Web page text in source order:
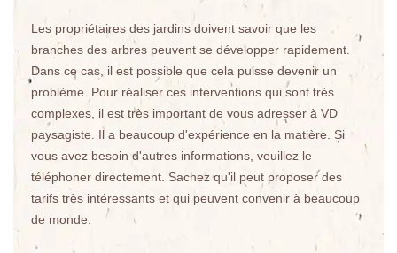
Les propriétaires des jardins doivent savoir que les
branches des arbres peuvent se développer rapidement.
Dans ce cas, il est possible que cela puisse devenir un
problème. Pour réaliser ces interventions qui sont très
complexes, il est très important de vous adresser à VD
paysagiste. Il a beaucoup d'expérience en la matière. Si
vous avez besoin d'autres informations, veuillez le
téléphoner directement. Sachez qu'il peut proposer des
tarifs très intéressants et qui peuvent convenir à beaucoup
de monde.